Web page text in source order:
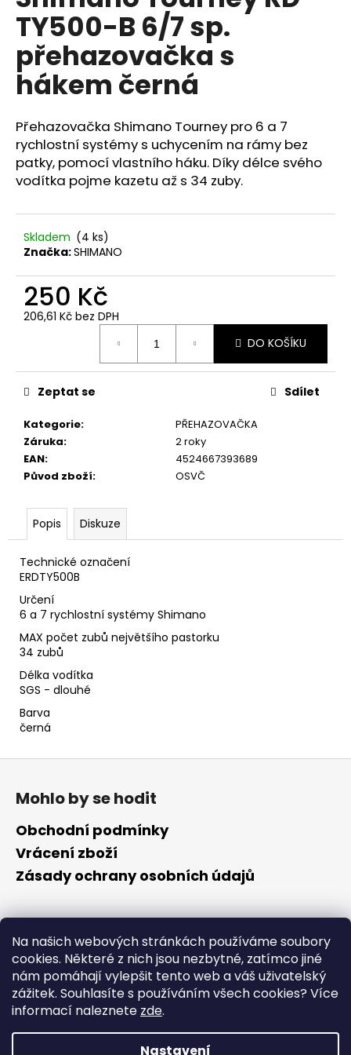
Na našich webových stránkách používáme soubory
cookies. Některé z nich jsou nezbytné, zatímco jiné
nám pomáhají vylepšit tento web a váš uživatelský
zážitek. Souhlasíte s používáním všech cookies? Více
informací naleznete zde.
Nastavení
0,0
5
hvězdiček.
TY500-B 6/7 sp.
přehazovačka s
hákem černá
Přehazovačka Shimano Tourney pro 6 a 7
rychlostní systémy s uchycením na rámy bez
patky, pomocí vlastního háku. Díky délce svého
vodítka pojme kazetu až s 34 zuby.
Skladem (4 ks)
Značka:SHIMANO
250 Kč
206,61 Kč bez DPH
DO KOŠÍKU
Kategorie:
PŘEHAZOVAČKA
Záruka:
2 roky
EAN:
4524667393689
Původ zboží: OSVČ
Zeptat se Sdílet
Popis Diskuze
Technické označení
ERDTY500B
Určení
6 a 7 rychlostní systémy Shimano
MAX počet zubů největšího pastorku
34 zubů
Délka vodítka
SGS - dlouhé
Barva
černá
a
t
?
HLEDAT
D
p
o
u
m
e
Z
Mohlo by se hodit
Obchodní podmínky
Vrácení zboží
Zásady ochrany osobních údajů
info @cyklotomek.cz
Sledujte nás na FB
cyklotomek_